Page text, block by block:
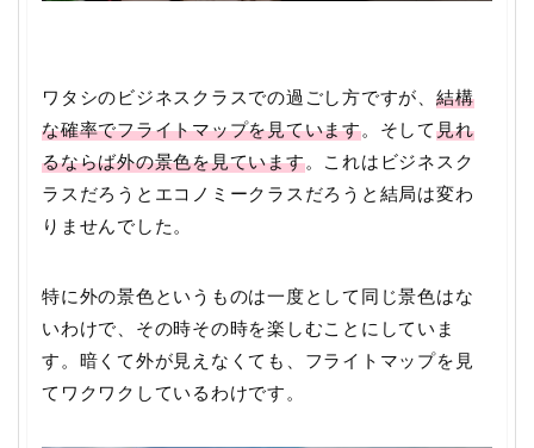
ワタシのビジネスクラスでの過ごし方ですが、 結構
な確率でフライトマップを見ています。そして見れ
るならば外の景色を見ています。これはビジネスク
ラスだろうとエコノミークラスだろうと結局は変わ
りませんでした。
特に外の景色というものは一度として同じ景色はな
いわけで、その時その時を楽しむことにしていま
す。暗くて外が見えなくても、フライトマップを見
てワクワクしているわけです。